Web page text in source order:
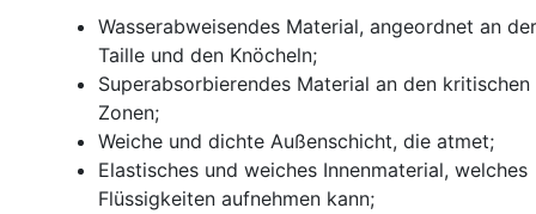
Wasserabweisendes Material, angeordnet an der
Taille und den Knöcheln;
Superabsorbierendes Material an den kritischen
Zonen;
Weiche und dichte Außenschicht, die atmet;
Elastisches und weiches Innenmaterial, welches
Flüssigkeiten aufnehmen kann;